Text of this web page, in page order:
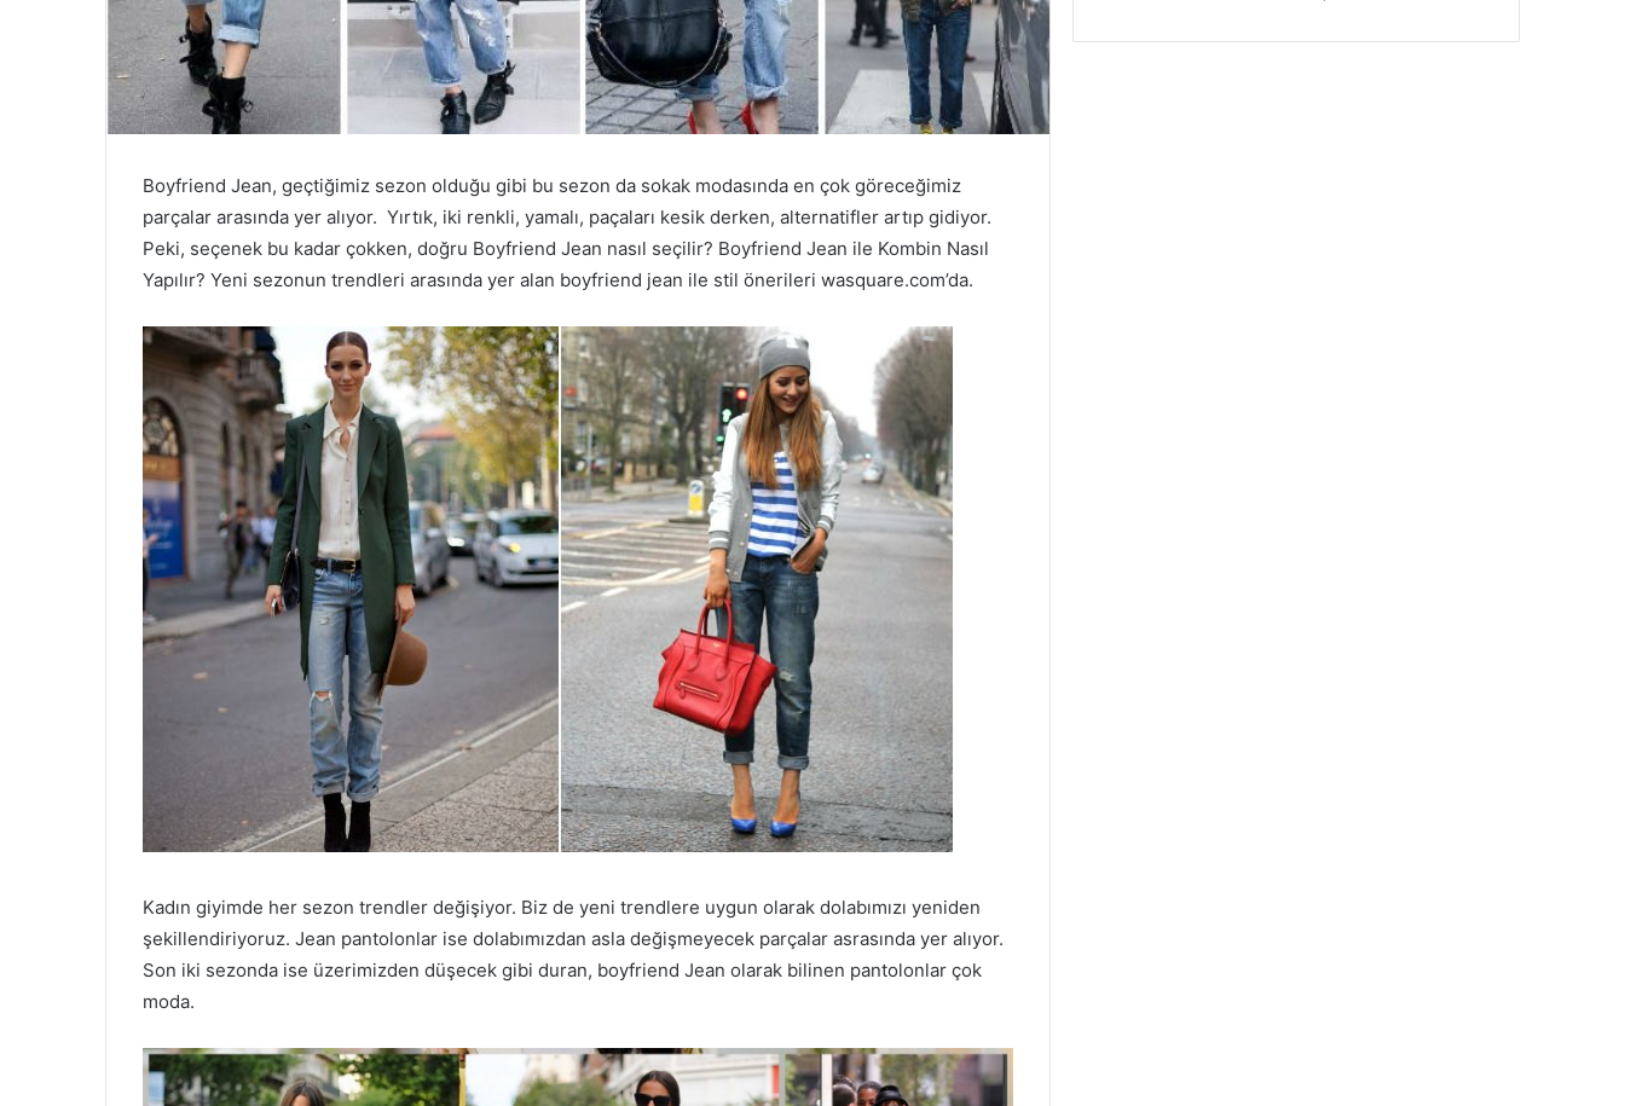
Boyfriend Jean, geçtiğimiz sezon olduğu gibi bu sezon da sokak modasında en çok göreceğimiz
parçalar arasında yer alıyor. Yırtık, iki renkli, yamalı, paçaları kesik derken, alternatifler artıp gidiyor.
Peki, seçenek bu kadar çokken, doğru Boyfriend Jean nasıl seçilir? Boyfriend Jean ile Kombin Nasıl
Yapılır? Yeni sezonun trendleri arasında yer alan boyfriend jean ile stil önerileri wasquare.com’da.
Kadın giyimde her sezon trendler değişiyor. Biz de yeni trendlere uygun olarak dolabımızı yeniden
şekillendiriyoruz. Jean pantolonlar ise dolabımızdan asla değişmeyecek parçalar asrasında yer alıyor.
Son iki sezonda ise üzerimizden düşecek gibi duran, boyfriend Jean olarak bilinen pantolonlar çok
moda.